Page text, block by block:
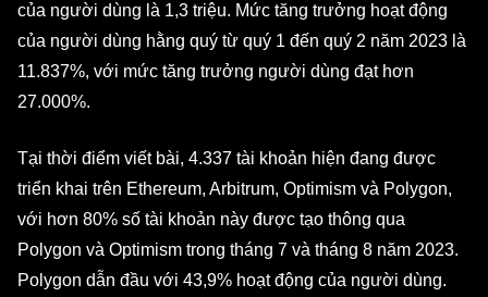
của người dùng là 1,3 triệu. Mức tăng trưởng hoạt động
của người dùng hằng quý từ quý 1 đến quý 2 năm 2023 là
11.837%, với mức tăng trưởng người dùng đạt hơn
27.000%.
Tại thời điểm viết bài, 4.337 tài khoản hiện đang được
triển khai trên Ethereum, Arbitrum, Optimism và Polygon,
với hơn 80% số tài khoản này được tạo thông qua
Polygon và Optimism trong tháng 7 và tháng 8 năm 2023.
Polygon dẫn đầu với 43,9% hoạt động của người dùng.